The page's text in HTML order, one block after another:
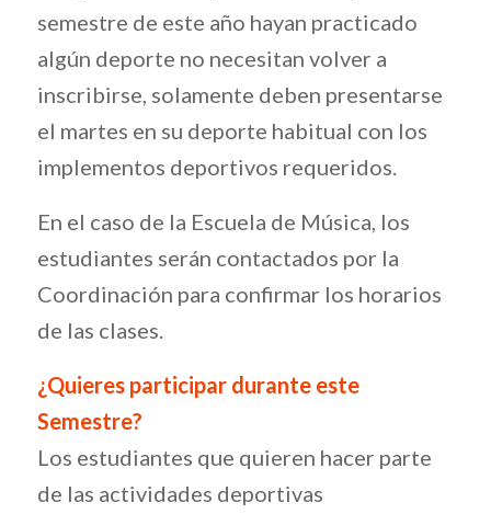
semestre de este año hayan practicado
algún deporte no necesitan volver a
inscribirse, solamente deben presentarse
el martes en su deporte habitual con los
implementos deportivos requeridos.
En el caso de la Escuela de Música, los
estudiantes serán contactados por la
Coordinación para confirmar los horarios
de las clases.
¿Quieres participar durante este
Semestre?
Los estudiantes que quieren hacer parte
de las actividades deportivas